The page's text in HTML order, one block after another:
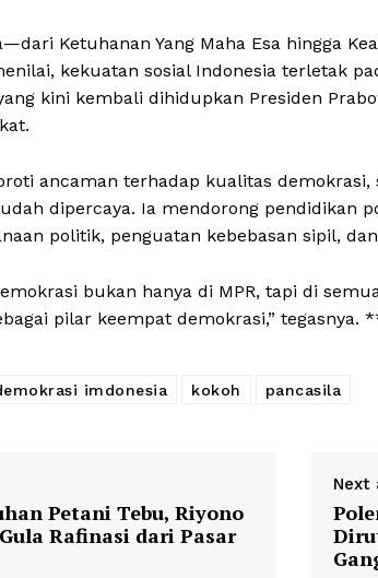
Ketuhanan Yang Maha Esa hingga
kekuatan sosial Indonesia terletak
kini kembali dihidupkan Presiden
ancaman terhadap kualitas
dipercaya. Ia mendorong pendidikan
politik, penguatan kebebasan sipil,
bukan hanya di MPR, tapi di
pilar keempat demokrasi,” tegasnya.
imdonesia kokoh pancasila
Petani Tebu, Riyono
Rafinasi dari Pasar
Next